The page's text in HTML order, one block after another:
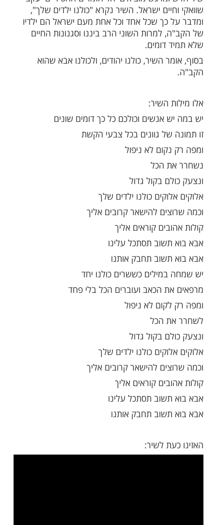
שלך": הדואט של יעקב שוואקי וחיים ישראל
עוד תוכן חדש ומפתיע! התחברו לכל
שלנו בתהיליםבלחיצה כאן >>>​
ישראל. השיר נקרא "כולנו ילדים שלך",
כך שכל אחד וכל אחת מעם ישראל הם ילדיו
השוני הרב ביננו וסגנונות החיים
דומים.
השיר, כולנו יהודים, ולכולנו אבא שהוא
השיר:
אנשים וכולכם כל כך דומים שונים
גוונים בכל צבעי הקשת
לא ניפול
הכל
בקול גדול
כולנו ילדים שלך
להישאר קרובים אליך
קוראים אליך
תסתכל עלינו
תחבק אותנו
הכאב ועוברים הכל בלי פחד